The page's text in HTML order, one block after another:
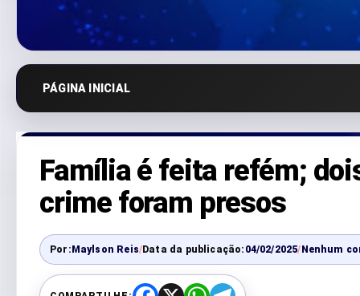
PÁGINA INICIAL
Família é feita refém;
crime foram presos
Por:Maylson Reis/Data da publicação: 04/02/2025/Nenhum